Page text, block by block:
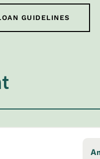
GUIDELINES